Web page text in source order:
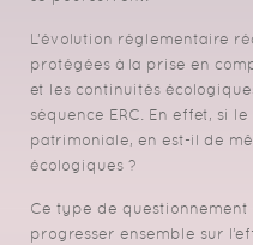
L’évolution réglementaire
protégées à la prise en
et les continuités
séquence ERC. En effet, si
patrimoniale, en est-il de
écologiques ?
Ce type de
progresser ensemble sur